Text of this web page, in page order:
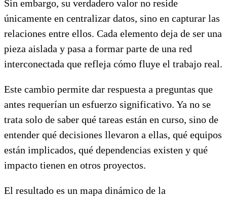
Sin embargo, su verdadero valor no reside
únicamente en centralizar datos, sino en capturar las
relaciones entre ellos. Cada elemento deja de ser una
pieza aislada y pasa a formar parte de una red
interconectada que refleja cómo fluye el trabajo real.
Este cambio permite dar respuesta a preguntas que
antes requerían un esfuerzo significativo. Ya no se
trata solo de saber qué tareas están en curso, sino de
entender qué decisiones llevaron a ellas, qué equipos
están implicados, qué dependencias existen y qué
impacto tienen en otros proyectos.
El resultado es un mapa dinámico de la